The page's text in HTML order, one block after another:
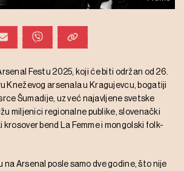
Festu 2025, koji će biti održan od 26.
Kneževog arsenala u Kragujevcu, bogatiji
Šumadije, uz već najavljene svetske
miljenici regionalne publike, slovenački
bend La Femme i mongolski folk-
Arsenal posle samo dve godine, što nije